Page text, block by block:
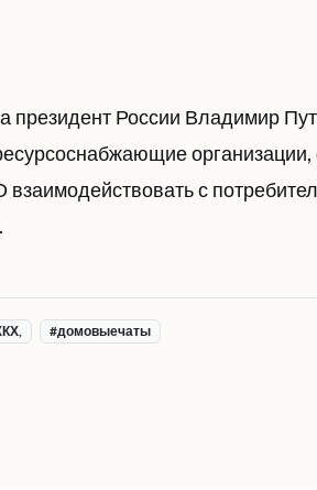
президент России Владимир
с
#домовыечаты